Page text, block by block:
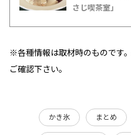
さじ喫茶室」
※各種情報は取材時のものです
ご確認下さい。
かき氷 まとめ